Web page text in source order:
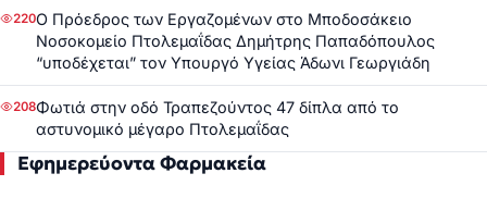
220Ο Πρόεδρος των Εργαζομένων στο Μποδοσάκειο
Νοσοκομείο Πτολεμαΐδας Δημήτρης Παπαδόπουλος
“υποδέχεται” τον Υπουργό Υγείας Άδωνι Γεωργιάδη
208Φωτιά στην οδό Τραπεζούντος 47 δίπλα από το
αστυνομικό μέγαρο Πτολεμαΐδας
Εφημερεύοντα Φαρμακεία